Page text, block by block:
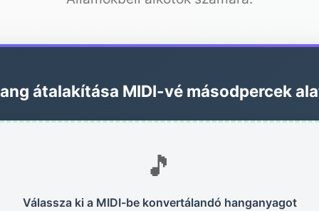
átalakítása MIDI-vé másodpercek
🎵
Válassza ki a MIDI-be konvertálandó hanganyagot